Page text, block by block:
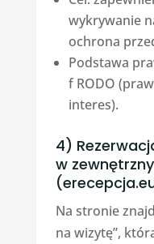
wykrywanie
ochrona
Podstawa
f RODO
interes).
4)
w
Na stronie
na wizytę”,